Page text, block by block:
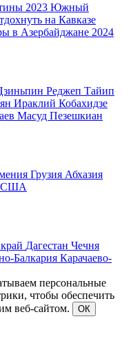
2023 Южный
на Кавказе
в Азербайджане 2024
Реджеп Тайип
Ираклий Кобахидзе
Масуд Пезешкиан
Грузия Абхазия
США
Дагестан Чечня
Балкария Карачаево-
персональные
чтобы обеспечить
веб-сайтом.
ОК